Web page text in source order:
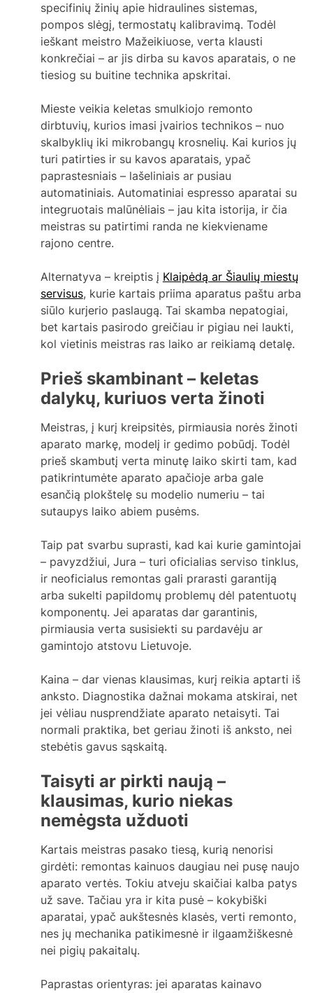
specifinių žinių apie hidraulines sistemas,
pompos slėgį, termostatų kalibravimą. Todėl
ieškant meistro Mažeikiuose, verta klausti
konkrečiai – ar jis dirba su kavos aparatais, o ne
tiesiog su buitine technika apskritai.
Mieste veikia keletas smulkiojo remonto
dirbtuvių, kurios imasi įvairios technikos – nuo
skalbyklių iki mikrobangų krosnelių. Kai kurios jų
turi patirties ir su kavos aparatais, ypač
paprastesniais – lašeliniais ar pusiau
automatiniais. Automatiniai espresso aparatai su
integruotais malūnėliais – jau kita istorija, ir čia
meistras su patirtimi randa ne kiekviename
rajono centre.
Alternatyva – kreiptis į Klaipėdą ar Šiaulių miestų
servisus, kurie kartais priima aparatus paštu arba
siūlo kurjerio paslaugą. Tai skamba nepatogiai,
bet kartais pasirodo greičiau ir pigiau nei laukti,
kol vietinis meistras ras laiko ar reikiamą detalę.
Prieš skambinant – keletas
dalykų, kuriuos verta žinoti
Meistras, į kurį kreipsitės, pirmiausia norės žinoti
aparato markę, modelį ir gedimo pobūdį. Todėl
prieš skambutį verta minutę laiko skirti tam, kad
patikrintumėte aparato apačioje arba gale
esančią plokštelę su modelio numeriu – tai
sutaupys laiko abiem pusėms.
Taip pat svarbu suprasti, kad kai kurie gamintojai
– pavyzdžiui, Jura – turi oficialias serviso tinklus,
ir neoficialus remontas gali prarasti garantiją
arba sukelti papildomų problemų dėl patentuotų
komponentų. Jei aparatas dar garantinis,
pirmiausia verta susisiekti su pardavėju ar
gamintojo atstovu Lietuvoje.
Kaina – dar vienas klausimas, kurį reikia aptarti iš
anksto. Diagnostika dažnai mokama atskirai, net
jei vėliau nusprendžiate aparato netaisyti. Tai
normali praktika, bet geriau žinoti iš anksto, nei
stebėtis gavus sąskaitą.
Taisyti ar pirkti naują –
klausimas, kurio niekas
nemėgsta užduoti
Kartais meistras pasako tiesą, kurią nenorisi
girdėti: remontas kainuos daugiau nei pusę naujo
aparato vertės. Tokiu atveju skaičiai kalba patys
už save. Tačiau yra ir kita pusė – kokybiški
aparatai, ypač aukštesnės klasės, verti remonto,
nes jų mechanika patikimesnė ir ilgaamžiškesnė
nei pigių pakaitalų.
Paprastas orientyras: jei aparatas kainavo